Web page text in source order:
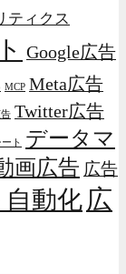
ティクス
Google広告
MCP Meta広告
Twitter広告
ト
データマ
画広告 広告
動化 広